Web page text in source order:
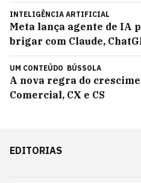
INTELIGÊNCIA ARTIFICIAL
Meta lança agente de IA
brigar com Claude,
UM CONTEÚDO BÚSSOLA
A nova regra do
Comercial, CX e CS
EDITORIAS